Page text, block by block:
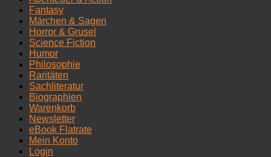
Fantasy
Märchen & Sagen
Horror & Grusel
Science Fiction
Humor
Philosophie
Raritäten
Sachliteratur
Biographien
Warenkorb
Newsletter
eBook Flatrate
Mein Konto
Login